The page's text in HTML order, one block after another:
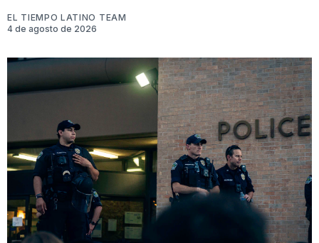
EL TIEMPO LATINO TEAM
4 de agosto de 2026